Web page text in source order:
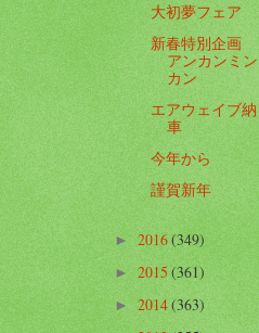
大初夢フェア
新春特別企画
アンカンミン
カン
エアウェイブ納
車
今年から
謹賀新年
►2016(349)
►2015(361)
►2014(363)